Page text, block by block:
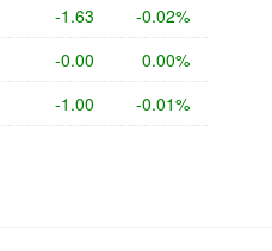
-1.63 -0.02%
-0.00 0.00%
-1.00 -0.01%